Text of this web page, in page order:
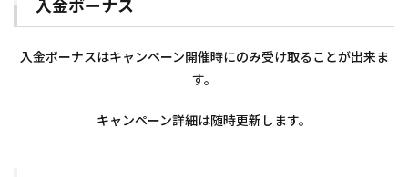
入金ボーナス
入金ボーナスはキャンペーン開催時にのみ受け取ることが出来ま
す。
キャンペーン詳細は随時更新します。